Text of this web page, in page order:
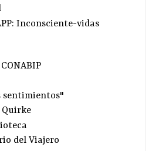
Inconsciente-vidas
sentimientos"
Quirke
del Viajero